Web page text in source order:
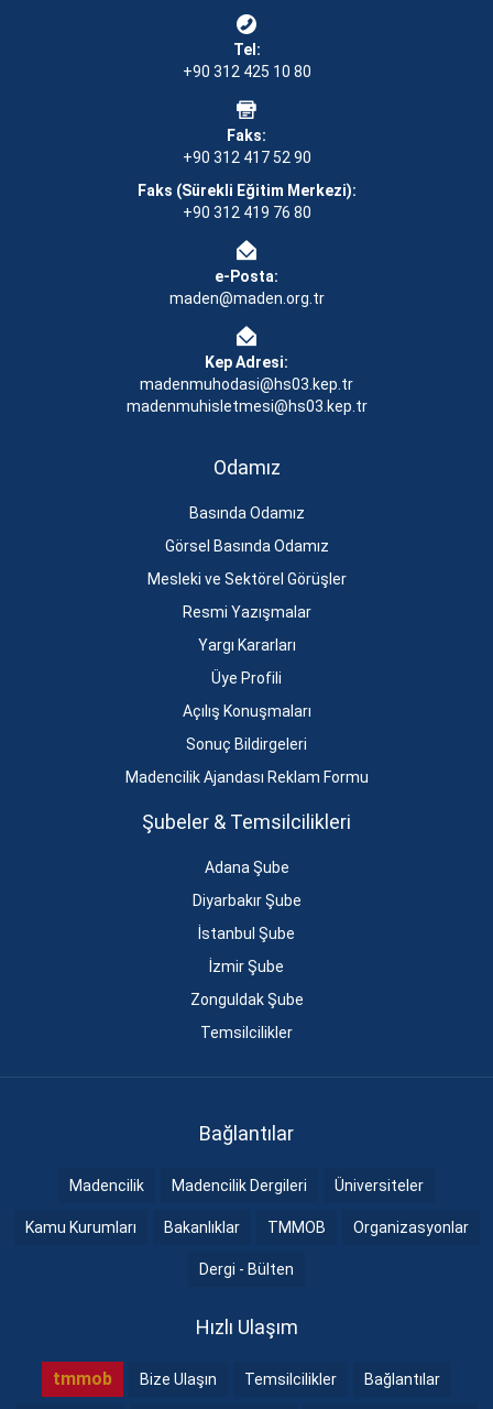
Tel:
+90 312 425 10 80
Faks:
+90 312 417 52 90
Faks (Sürekli Eğitim Merkezi):
+90 312 419 76 80
e-Posta:
maden@maden.org.tr
Kep Adresi:
madenmuhodasi@hs03.kep.tr
madenmuhisletmesi@hs03.kep.tr
Odamız
Basında Odamız
Görsel Basında Odamız
Mesleki ve Sektörel Görüşler
Resmi Yazışmalar
Yargı Kararları
Üye Profili
Açılış Konuşmaları
Sonuç Bildirgeleri
Madencilik Ajandası Reklam Formu
Şubeler & Temsilcilikleri
Adana Şube
Diyarbakır Şube
İstanbul Şube
İzmir Şube
Zonguldak Şube
Temsilcilikler
Bağlantılar
Madencilik Madencilik Dergileri Üniversiteler
Kamu Kurumları Bakanlıklar TMMOB Organizasyonlar
Dergi - Bülten
Hızlı Ulaşım
tmmob Bize Ulaşın Temsilcilikler Bağlantılar